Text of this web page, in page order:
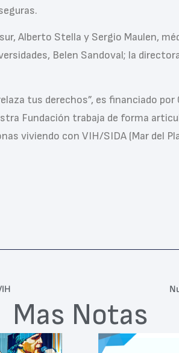
Alberto Stella y Sergio Maulen,
Belen Sandoval; la
tus derechos”, es financiado
Fundación trabaja de forma
viviendo con VIH/SIDA (Mar del
Mas Notas